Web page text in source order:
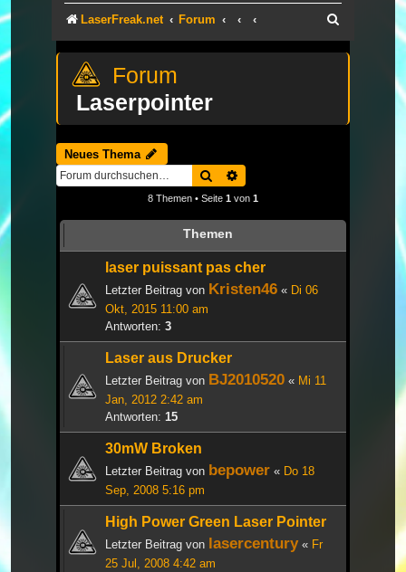
LaserFreak.net Forum
Laserpointer
Neues Thema
Suche
8 Themen • Seite 1 von 1
Themen
laser puissant pas cher
Letzter Beitrag von Kristen46 « Di 06
Okt, 2015 11:00 am
Antworten: 3
Laser aus Drucker
Letzter Beitrag von BJ2010520 « Mi 11
Jan, 2012 2:42 am
Antworten: 15
30mW Broken
Letzter Beitrag von bepower « Do 18
Sep, 2008 5:16 pm
High Power Green Laser Pointer
Letzter Beitrag von lasercentury« Fr
25 Jul, 2008 4:42 am